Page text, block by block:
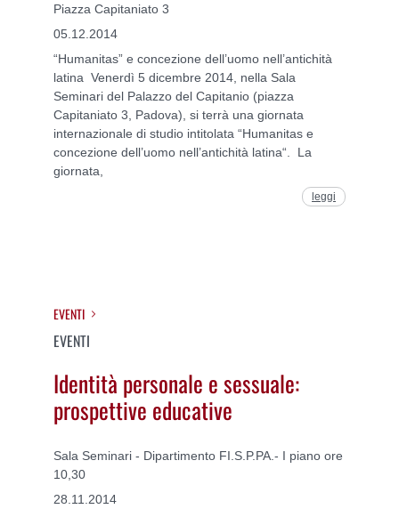
Piazza Capitaniato 3
05.12.2014
“Humanitas” e concezione dell’uomo nell’antichità
latina Venerdì 5 dicembre 2014, nella Sala
Seminari del Palazzo del Capitanio (piazza
Capitaniato 3, Padova), si terrà una giornata
internazionale di studio intitolata “Humanitas e
concezione dell’uomo nell’antichità latina“. La
giornata,
leggi
EVENTI
EVENTI
Identità personale e sessuale:
prospettive educative
Sala Seminari - Dipartimento FI.S.P.PA.- I piano ore
10,30
28.11.2014